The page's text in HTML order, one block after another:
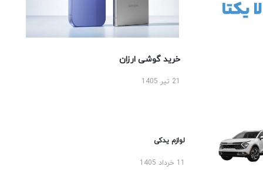
خرید گوشی ارزان
لوازم یدکی